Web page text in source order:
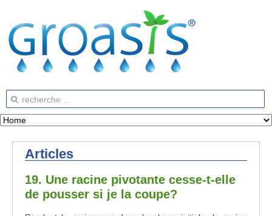
Articles
19. Une racine pivotante cesse-t-elle
de pousser si je la coupe?